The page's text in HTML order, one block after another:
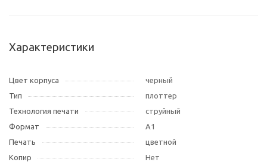
Характеристики
Цвет корпуса
черный
Тип
плоттер
Технология печати
струйный
Формат
A1
Печать
цветной
Копир
Нет